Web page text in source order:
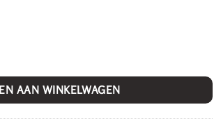
AAN WINKELWAGEN